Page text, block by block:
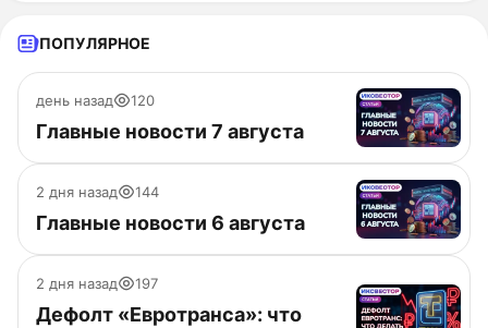
ПОПУЛЯРНОЕ
день назад 120
Главные новости 7 августа
2 дня назад 144
Главные новости 6 августа
2 дня назад 197
Дефолт «Евротранса»: что